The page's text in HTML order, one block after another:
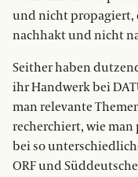
und nicht propagiert,
nachhakt und nicht
Seither haben
ihr Handwerk bei
man relevante
recherchiert, wie
bei so
ORF und